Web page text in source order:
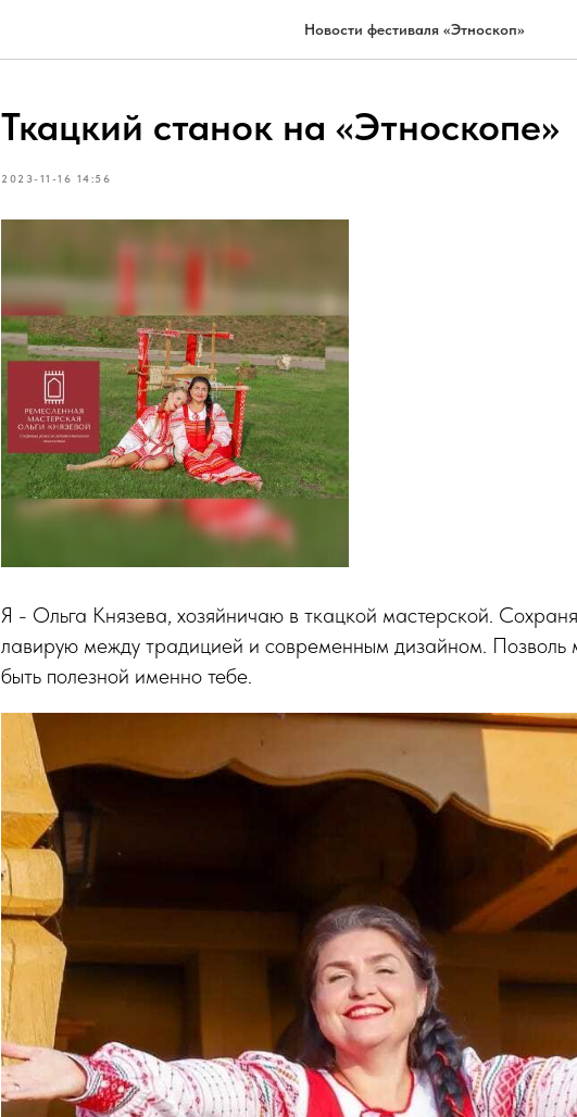
Новости фестиваля «Этноскоп»
Ткацкий станок на «Этноскопе»
2023-11-16 14:56
Я - Ольга Князева, хозяйничаю в ткацкой мастерской.
лавирую между традицией и современным дизайном. Позволь
быть полезной именно тебе.